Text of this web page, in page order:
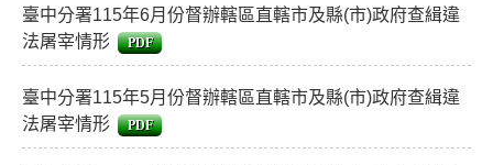
臺中分署115年6月份督辦轄區直轄市及縣(市)政府查緝違
法屠宰情形
PDF
臺中分署115年5月份督辦轄區直轄市及縣(市)政府查緝違
法屠宰情形
PDF